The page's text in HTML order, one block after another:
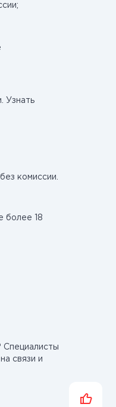
Узнать
комиссии.
более 18
Специалисты
связи и